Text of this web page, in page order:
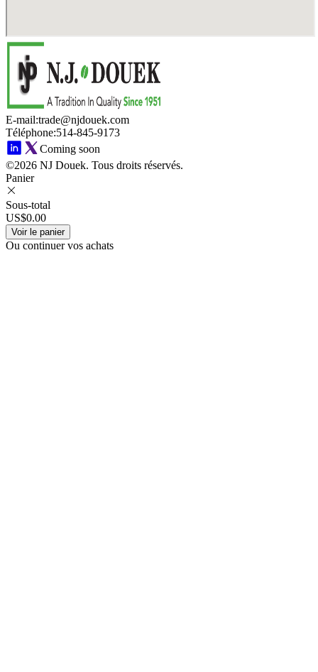
E-mail:trade@njdouek.com
Téléphone:514-845-9173
Coming soon
©2026 NJ Douek. Tous droits réservés.
Panier
Sous-total
US$0.00
Voir le panier
Ou continuer vos achats